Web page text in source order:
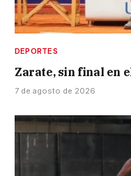
DEPORTES
Zarate, sin final en
7 de agosto de 2026